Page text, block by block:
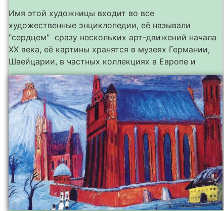
Имя этой художницы входит во все
художественные энциклопедии, её называли
"сердцем" сразу нескольких арт-движений начала
ХХ века, её картины хранятся в музеях Германии,
Швейцарии, в частных коллекциях в Европе и